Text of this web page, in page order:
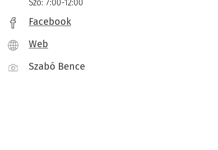
Szo: 7:00-12:00
Facebook
Web
Szabó Bence